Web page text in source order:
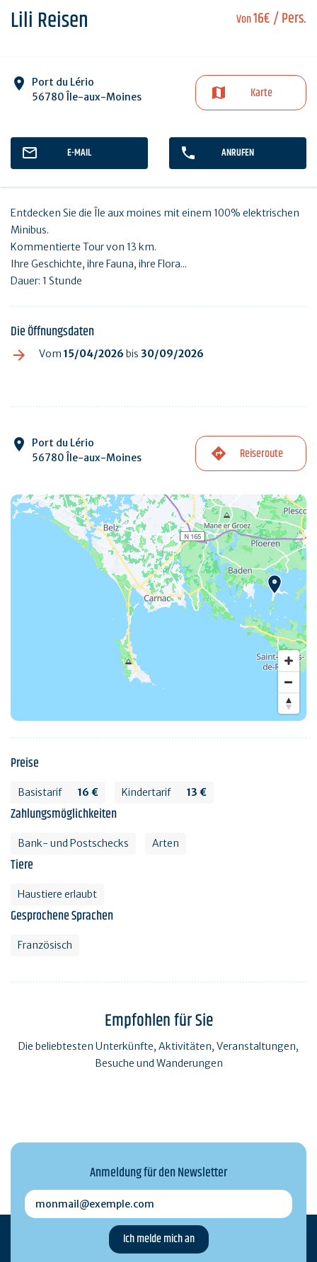
Von16€/ Pers.
Lili Reisen
Port du Lério
56780 Île-aux-Moines
Karte
E-MAIL ANRUFEN
Entdecken Sie die Île aux moines mit einem 100% elektrischen
Minibus.
Kommentierte Tour von 13 km.
Ihre Geschichte, ihre Fauna, ihre Flora...
Dauer: 1 Stunde
Die Öffnungsdaten
Vom 15/04/2026 bis 30/09/2026
Port du Lério
56780 Île-aux-Moines
Reiseroute
Preise
Basistarif 16 € Kindertarif 13 €
Zahlungsmöglichkeiten
Bank- und Postschecks Arten
Tiere
Haustiere erlaubt
Gesprochene Sprachen
Französisch
Empfohlen für Sie
Die beliebtesten Unterkünfte, Aktivitäten, Veranstaltungen,
Besuche und Wanderungen
Anmeldung für den Newsletter
monmail@exemple.com